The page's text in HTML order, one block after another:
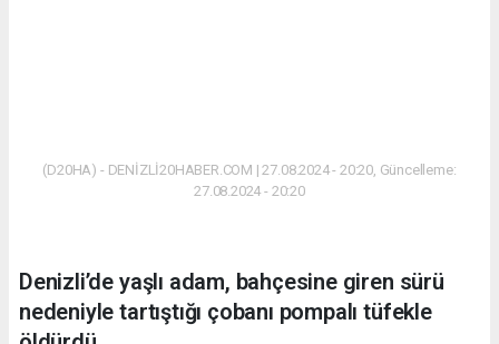
(D20HA) - DENİZLİ20HABER.COM | 27.08.2024 - 20:20, Güncelleme:
27.08.2024 - 20:20
Denizli’de yaşlı adam, bahçesine giren sürü
nedeniyle tartıştığı çobanı pompalı tüfekle